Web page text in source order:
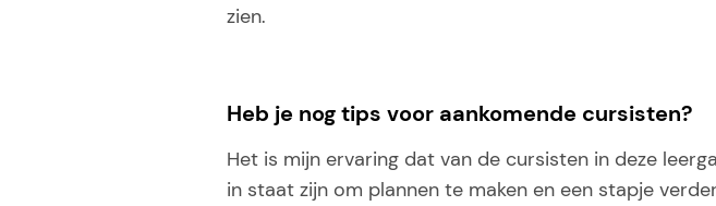
zien.
Heb je nog tips voor aankomende cursisten?
Het is mijn ervaring dat van de cursisten in deze
in staat zijn om plannen te maken en een stapje